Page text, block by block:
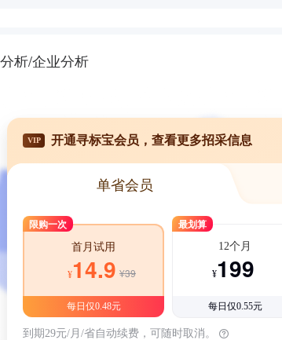
析/企业分析
VIP 开通寻标宝会员，查看更多招采信息
单省会员
限购一次
首月试用
¥14.9 ¥39
每日仅0.48元
最划算
12个月
¥199
每日仅0.55元
到期29元/月/省自动续费，可随时取消。